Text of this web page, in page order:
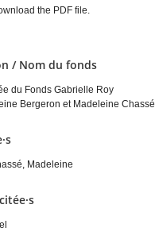
the PDF file.
/ Nom du fonds
du Fonds Gabrielle Roy
Bergeron et Madeleine Chassé
Madeleine